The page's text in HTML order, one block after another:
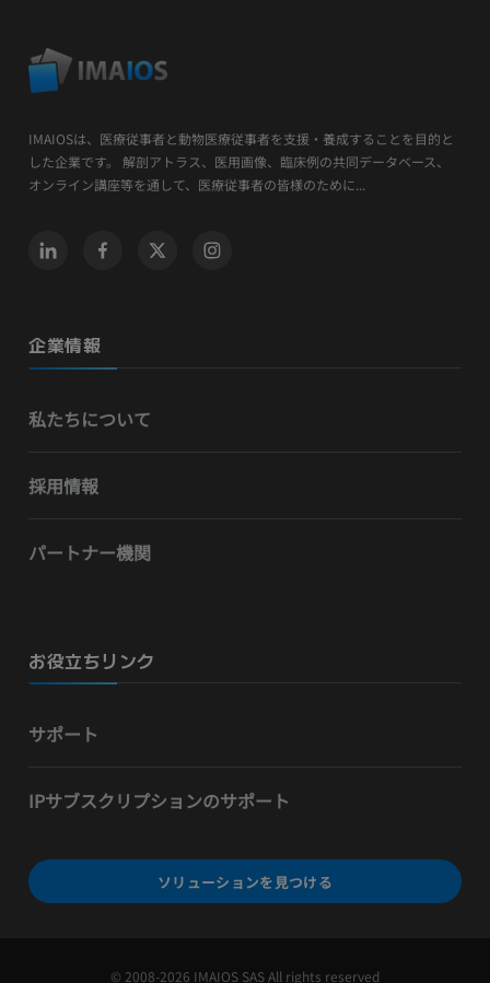
IMAIOSは、医療従事者と動物医療従事者を支援・養成することを目的と
した企業です。 解剖アトラス、医用画像、臨床例の共同データベース、
オンライン講座等を通して、医療従事者の皆様のために...
企業情報
私たちについて
採用情報
パートナー機関
お役立ちリンク
サポート
IPサブスクリプションのサポート
ソリューションを見つける
© 2008-2026 IMAIOS SAS All rights reserved